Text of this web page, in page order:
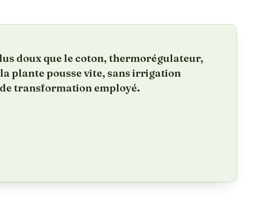
doux que le coton, thermorégulateur,
plante pousse vite, sans irrigation
transformation employé.